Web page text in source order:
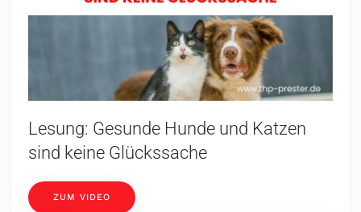
Lesung: Gesunde Hunde und Katzen
sind keine Glückssache
ZUM VIDEO